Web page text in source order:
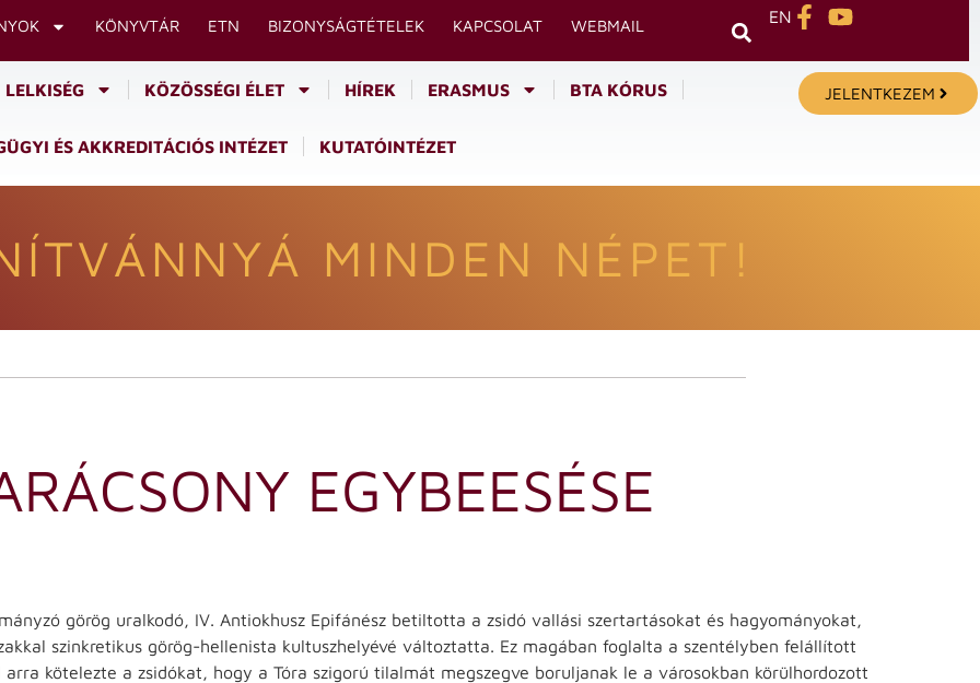
KÖNYVTÁR ETN BIZONYSÁGTÉTELEK KAPCSOLAT WEBMAIL EN
LELKISÉG KÖZÖSSÉGI ÉLET HÍREK ERASMUS BTA KÓRUS
ÉS AKKREDITÁCIÓS INTÉZET KUTATÓINTÉZET
JELENTKEZEM
MINDEN NÉPET!
EGYBEESÉSE
görög uralkodó, IV. Antiokhusz Epifánész betiltotta a zsidó vallási szertartásokat és hagyományokat,
szinkretikus görög-hellenista kultuszhelyévé változtatta. Ez magában foglalta a szentélyben felállított
kötelezte a zsidókat, hogy a Tóra szigorú tilalmát megszegve boruljanak le a városokban körülhordozott